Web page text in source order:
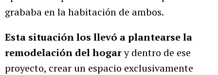
grababa en la habitación de ambos.
Esta situación los llevó a plantearse la
remodelación del hogary dentro de ese
proyecto, crear un espacio exclusivamente